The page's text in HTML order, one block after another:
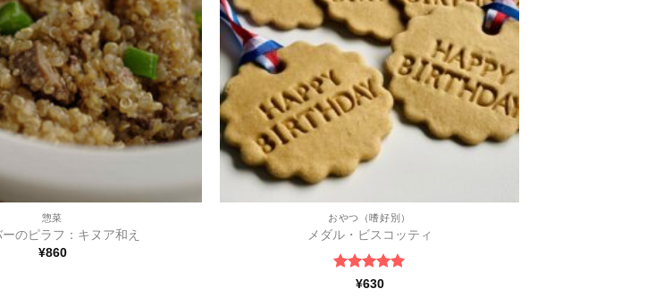
惣菜
のピラフ：キヌア和え
¥860
おやつ（嗜好別）
メダル・ビスコッティ
5段階中5
¥630